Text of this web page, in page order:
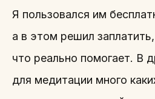
Я пользовался им
а в этом решил
что реально помогает. В
для медитации много